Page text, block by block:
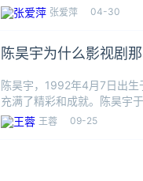
板”，曾贡 张爱萍 04-30
陈昊宇为什么影视剧
陈昊宇，1992年4月7日出
充满了精彩和成就。陈昊宇
“交换
王蓉 09-25